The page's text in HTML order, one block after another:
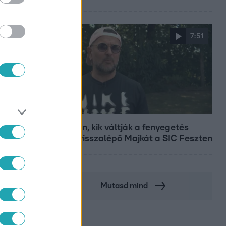
7:51
Megvan, kik váltják a fenyegetés
miatt visszalépő Majkát a SIC Feszten
Mutasd mind